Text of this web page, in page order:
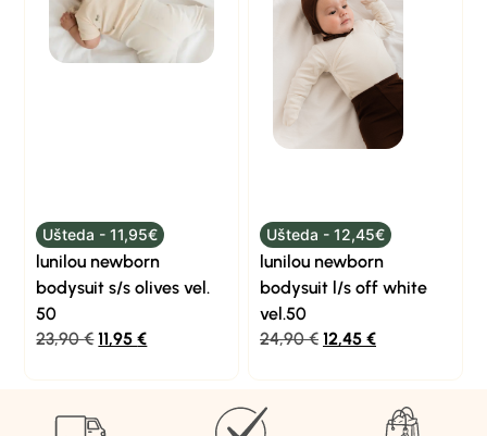
Ušteda - 11,95€
lunilou newborn
bodysuit s/s olives vel.
50
23,90€ 11,95€
Ušteda - 12,45€
lunilou newborn
bodysuit l/s off white
vel.50
24,90€ 12,45 €